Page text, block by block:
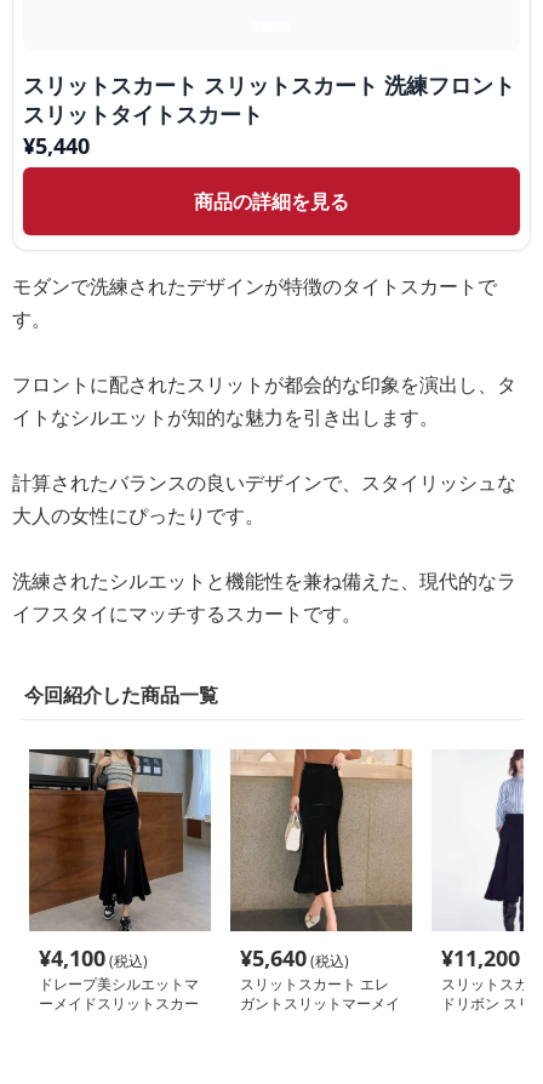
スリットスカート スリットスカート 洗練フロント
スリットタイトスカート
¥5,440
商品の詳細を見る
モダンで洗練されたデザインが特徴のタイトスカートで
す。
フロントに配されたスリットが都会的な印象を演出し、タ
イトなシルエットが知的な魅力を引き出します。
計算されたバランスの良いデザインで、スタイリッシュな
大人の女性にぴったりです。
洗練されたシルエットと機能性を兼ね備えた、現代的なラ
イフスタイにマッチするスカートです。
今回紹介した商品一覧
¥4,100(税込)
ドレープ美シルエットマ
ーメイドスリットスカー
¥5,640(税込)
スリットスカート エレ
ガントスリットマーメイ
¥11,200
スリットスカ
ドリボン スリ